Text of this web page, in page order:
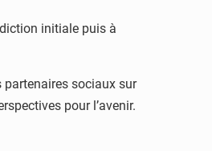
initiale puis à
partenaires sociaux sur
pour l’avenir.